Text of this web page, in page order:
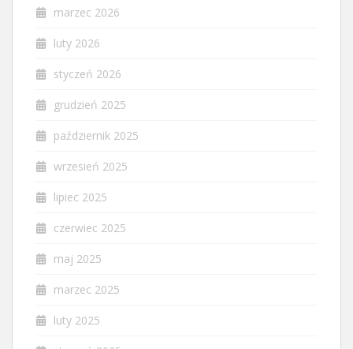
marzec 2026
luty 2026
styczeń 2026
grudzień 2025
październik 2025
wrzesień 2025
lipiec 2025
czerwiec 2025
maj 2025
marzec 2025
luty 2025